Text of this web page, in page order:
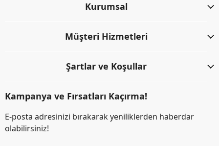
Kurumsal
Müşteri Hizmetleri
Şartlar ve Koşullar
Kampanya ve Fırsatları Kaçırma!
E-posta adresinizi bırakarak yeniliklerden haberdar
olabilirsiniz!